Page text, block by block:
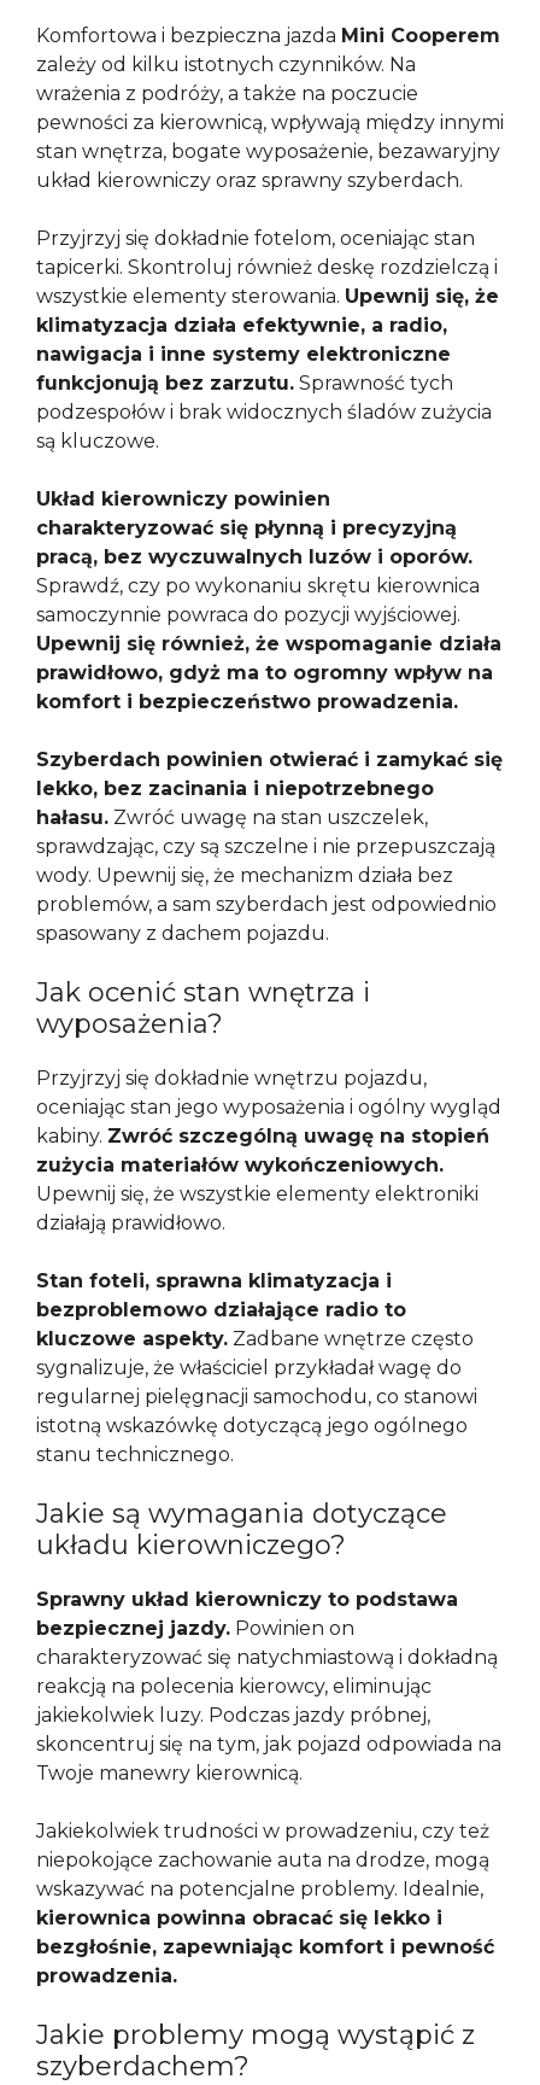
Komfortowa i bezpieczna jazda Mini Cooperem
zależy od kilku istotnych czynników. Na
wrażenia z podróży, a także na poczucie
pewności za kierownicą, wpływają między innymi
stan wnętrza, bogate wyposażenie, bezawaryjny
układ kierowniczy oraz sprawny szyberdach.
Przyjrzyj się dokładnie fotelom, oceniając stan
tapicerki. Skontroluj również deskę rozdzielczą i
wszystkie elementy sterowania. Upewnij się, że
klimatyzacja działa efektywnie, a radio,
nawigacja i inne systemy elektroniczne
funkcjonują bez zarzutu. Sprawność tych
podzespołów i brak widocznych śladów zużycia
są kluczowe.
Układ kierowniczy powinien
charakteryzować się płynną i precyzyjną
pracą, bez wyczuwalnych luzów i oporów.
Sprawdź, czy po wykonaniu skrętu kierownica
samoczynnie powraca do pozycji wyjściowej.
Upewnij się również, że wspomaganie działa
prawidłowo, gdyż ma to ogromny wpływ na
komfort i bezpieczeństwo prowadzenia.
Szyberdach powinien otwierać i zamykać się
lekko, bez zacinania i niepotrzebnego
hałasu. Zwróć uwagę na stan uszczelek,
sprawdzając, czy są szczelne i nie przepuszczają
wody. Upewnij się, że mechanizm działa bez
problemów, a sam szyberdach jest odpowiednio
spasowany z dachem pojazdu.
Jak ocenić stan wnętrza i
wyposażenia?
Przyjrzyj się dokładnie wnętrzu pojazdu,
oceniając stan jego wyposażenia i ogólny wygląd
kabiny. Zwróć szczególną uwagę na stopień
zużycia materiałów wykończeniowych.
Upewnij się, że wszystkie elementy elektroniki
działają prawidłowo.
Stan foteli, sprawna klimatyzacja i
bezproblemowo działające radio to
kluczowe aspekty. Zadbane wnętrze często
sygnalizuje, że właściciel przykładał wagę do
regularnej pielęgnacji samochodu, co stanowi
istotną wskazówkę dotyczącą jego ogólnego
stanu technicznego.
Jakie są wymagania dotyczące
układu kierowniczego?
Sprawny układ kierowniczy to podstawa
bezpiecznej jazdy. Powinien on
charakteryzować się natychmiastową i dokładną
reakcją na polecenia kierowcy, eliminując
jakiekolwiek luzy. Podczas jazdy próbnej,
skoncentruj się na tym, jak pojazd odpowiada na
Twoje manewry kierownicą.
Jakiekolwiek trudności w prowadzeniu, czy też
niepokojące zachowanie auta na drodze, mogą
wskazywać na potencjalne problemy. Idealnie,
kierownica powinna obracać się lekko i
bezgłośnie, zapewniając komfort i pewność
prowadzenia.
Jakie problemy mogą wystąpić z
szyberdachem?